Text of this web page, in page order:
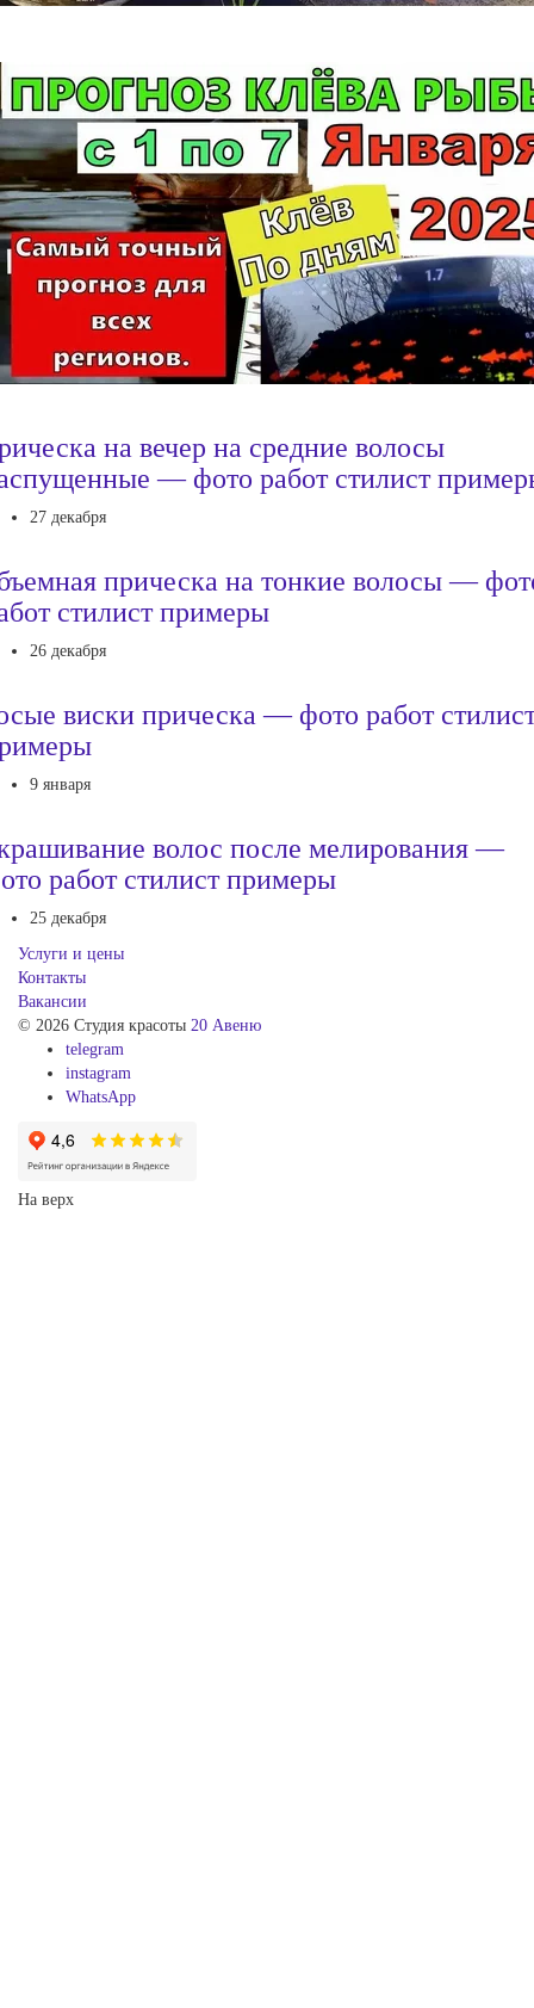
на вечер на средние волосы
— фото работ стилист
27 декабря
прическа на тонкие волосы —
стилист примеры
26 декабря
виски прическа — фото работ
9 января
волос после мелирования —
работ стилист примеры
25 декабря
Услуги и цены
Контакты
Вакансии
© 2026 Студия красоты 20 Авеню
telegram
instagram
WhatsApp
На верх